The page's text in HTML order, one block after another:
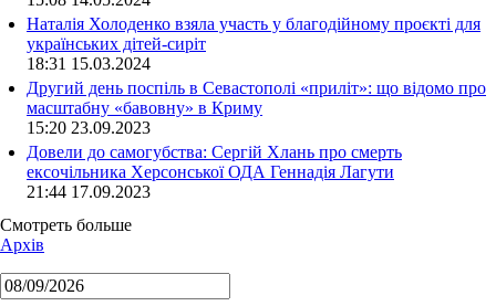
Наталія Холоденко взяла участь у благодійному проєкті для
українських дітей-сиріт
18:31 15.03.2024
Другий день поспіль в Севастополі «приліт»: що відомо про
масштабну «бавовну» в Криму
15:20 23.09.2023
Довели до самогубства: Сергій Хлань про смерть
ексочільника Херсонської ОДА Геннадія Лагути
21:44 17.09.2023
Смотреть больше
Архів